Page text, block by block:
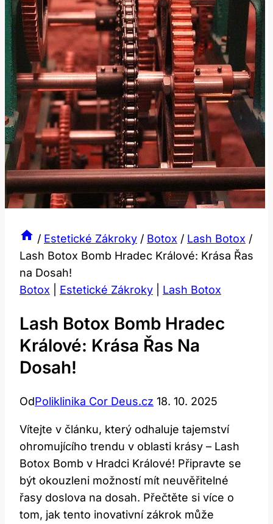
/ Estetické Zákroky / Botox / Lash Botox /
Lash Botox Bomb Hradec Králové: Krása Řas
na Dosah!
Botox
Estetické Zákroky Lash Botox
Lash Botox Bomb Hradec
Králové: Krása Řas Na
Dosah!
OdPoliklinika Cor Deus.cz 18. 10. 2025
Vítejte v článku, který odhaluje tajemství
ohromujícího trendu v oblasti krásy – Lash
Botox Bomb v Hradci Králové! Připravte se
být okouzleni možností mít neuvěřitelné
řasy doslova na dosah. Přečtěte si více o
tom, jak tento inovativní zákrok může